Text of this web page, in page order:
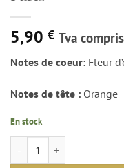
5,90 € Tva compris
Notes de coeur: Fleur
Notes de tête : Orange
En stock
quantité de Parfum